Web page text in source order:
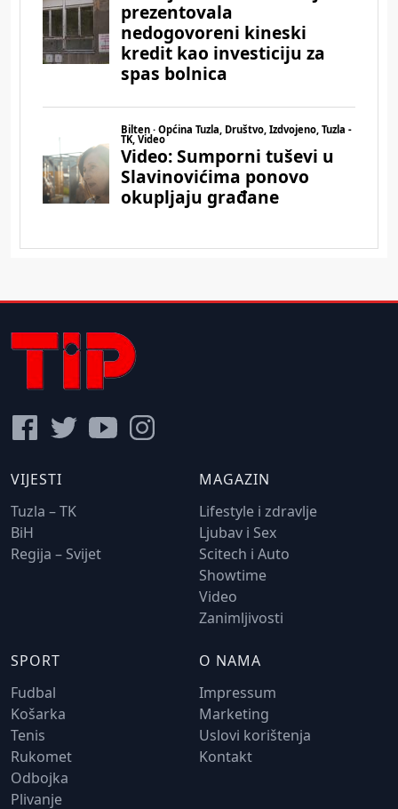
VIJESTI
Tuzla – TK
BiH
Regija – Svijet
MAGAZIN
Lifestyle i zdravlje
Ljubav i Sex
Scitech i Auto
Showtime
Video
Zanimljivosti
SPORT
Fudbal
Košarka
Tenis
Rukomet
Odbojka
Plivanje
O NAMA
Impressum
Marketing
Uslovi korištenja
Kontakt